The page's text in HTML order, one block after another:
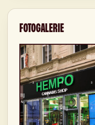
FOTOGALERIE